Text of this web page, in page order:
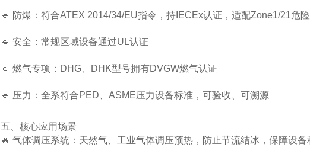
🔹 防爆：符合ATEX 2014/34/EU指令，持IECEx认证，适配Zone1/21危
🔹 安全：常规区域设备通过UL认证
🔹 燃气专项：DHG、DHK型号拥有DVGW燃气认证
🔹 压力：全系符合PED、ASME压力设备标准，可验收、可溯源
五、核心应用场景
🔥 气体调压系统：天然气、工业气体调压预热，防止节流结冰，保障设备